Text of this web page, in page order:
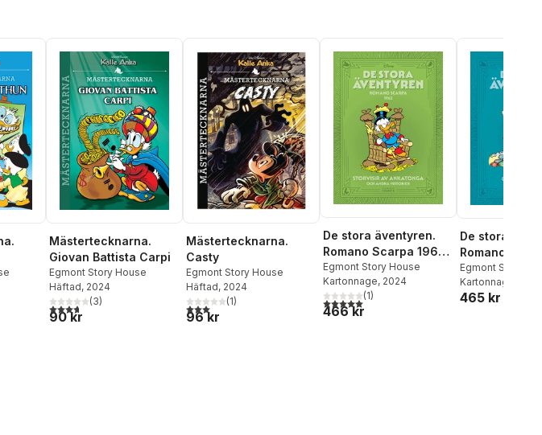
antal röster:
Mästertecknarna.
Giovan Battista Carpi
Egmont Story House
Häftad, 2024
3,7utav 5 stjärnor. Totalt antal röster:
(3)
90 kr
Mästertecknarna.
Casty
Egmont Story House
Häftad, 2024
3,0utav 5 stjärnor. Totalt antal röster:
(1)
96 kr
De stora äventyren.
Romano Scarpa 1962,
Storvisir av Ankatonga
och andra historier
Egmont Story House
Kartonnage, 2024
5,0utav 5 stjärnor. Totalt antal röster:
(1)
466 kr
De stora
Romano
1964, Orent
och andra
Egmont Story
Kartonnage
465 kr